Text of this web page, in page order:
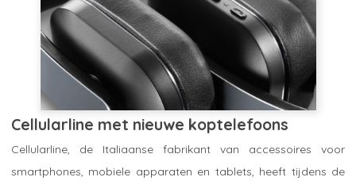
Cellularline met nieuwe koptelefoons
Cellularline, de Italiaanse fabrikant van accessoires voor
smartphones, mobiele apparaten en tablets, heeft tijdens de